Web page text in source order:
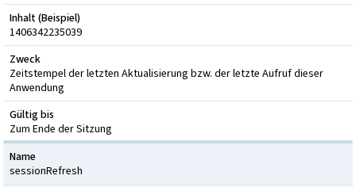
Inhalt (Beispiel)
1406342235039
Zweck
Zeitstempel der letzten Aktualisierung bzw. der letzte Aufruf dieser
Anwendung
Gültig bis
Zum Ende der Sitzung
Name
sessionRefresh